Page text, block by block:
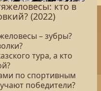
кто в
(2022)
– зубры?
тура, а кто
по спортивным
победители?